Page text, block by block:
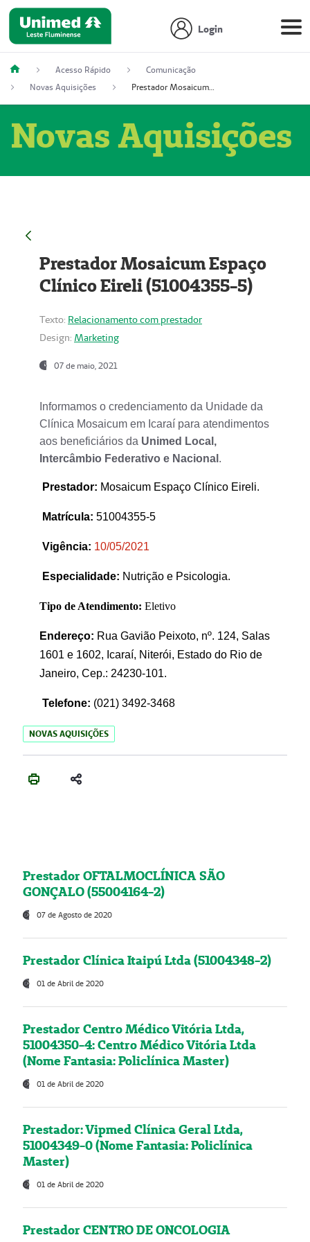
Login
Acesso Rápido
Comunicação
Novas Aquisições
Prestador Mosaicum Espaço Clínico Eireli (51004355-5)
Novas Aquisições
Prestador Mosaicum Espaço
Clínico Eireli (51004355-5)
Texto: Relacionamento com prestador
Design: Marketing
07 de maio, 2021
Informamos o credenciamento da Unidade da
Clínica Mosaicum em Icaraí para atendimentos
aos beneficiários da Unimed Local,
Intercâmbio Federativo e Nacional .
Prestador: Mosaicum Espaço Clínico Eireli.
Matrícula: 51004355-5
Vigência: 10/05/2021
Especialidade: Nutrição e Psicologia.
Tipo de Atendimento: Eletivo
Endereço: Rua Gavião Peixoto, nº. 124, Salas
1601 e 1602, Icaraí, Niterói, Estado do Rio de
Janeiro, Cep.: 24230-101.
Telefone: (021) 3492-3468
NOVAS AQUISIÇÕES
Prestador OFTALMOCLÍNICA SÃO
GONÇALO (55004164-2)
07 de Agosto de 2020
Prestador Clínica Itaipú Ltda (51004348-2)
01 de Abril de 2020
Prestador Centro Médico Vitória Ltda,
51004350-4: Centro Médico Vitória Ltda
(Nome Fantasia: Policlínica Master)
01 de Abril de 2020
Prestador: Vipmed Clínica Geral Ltda,
51004349-0 (Nome Fantasia: Policlínica
Master)
01 de Abril de 2020
Prestador CENTRO DE ONCOLOGIA